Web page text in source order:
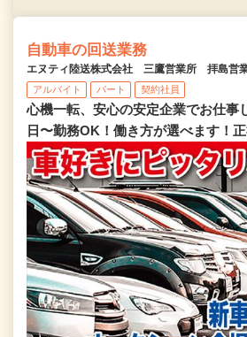
自動車の回送業務
エヌティ陸送株式会社 三鷹営業所 拝島営
アルバイト パート 契約社員
心機一転、安心の安定企業でお仕事
日〜勤務OK！働き方が選べます！